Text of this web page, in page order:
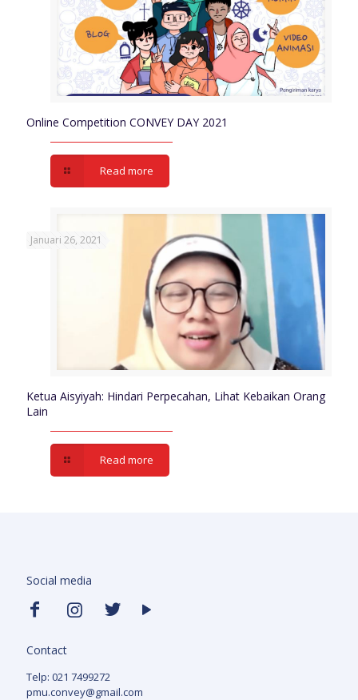
Online Competition CONVEY DAY 2021
Read more
Januari 26, 2021
Ketua Aisyiyah: Hindari Perpecahan, Lihat Kebaikan Orang
Lain
Read more
Social media
Contact
Telp: 021 7499272
pmu.convey@gmail.com